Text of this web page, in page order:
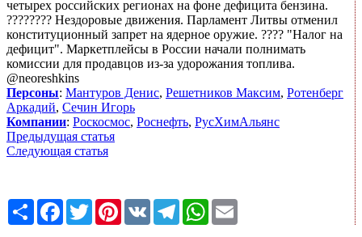
четырех российских регионах на фоне дефицита бензина.
????‍???? Нездоровые движения. Парламент Литвы отменил
конституционный запрет на ядерное оружие. ???? "Налог на
дефицит". Маркетплейсы в России начали полнимать
комиссии для продавцов из-за удорожания топлива.
@neoreshkins
Персоны: Мантуров Денис, Решетников Максим, Ротенберг
Аркадий, Сечин Игорь
Компании: Роскосмос, Роснефть, РусХимАльянс
Предыдущая статья
Следующая статья
Share Facebook
TwitterPinterest
VK TelegramWhatsApp